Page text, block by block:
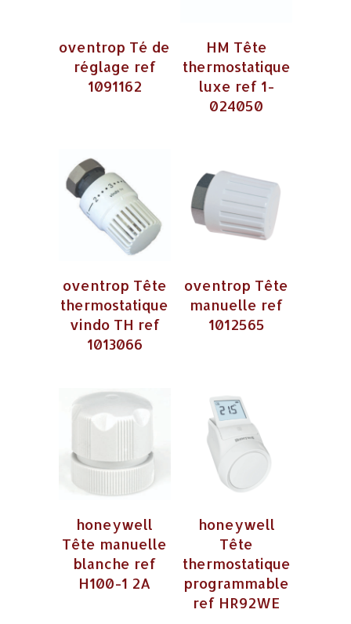
oventrop Té de
réglage ref
1091162
HM Tête
thermostatique
luxe ref 1-
024050
oventrop Tête
thermostatique
vindo TH ref
1013066
oventrop Tête
manuelle ref
1012565
honeywell
Tête manuelle
blanche ref
H100-1 2A
honeywell
Tête
thermostatique
programmable
ref HR92WE